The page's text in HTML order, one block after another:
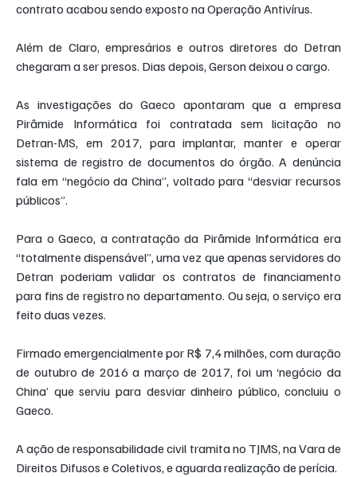
contrato acabou sendo exposto na Operação Antivírus.
Além de Claro, empresários e outros diretores do Detran
chegaram a ser presos. Dias depois, Gerson deixou o cargo.
As investigações do Gaeco apontaram que a empresa
Pirâmide Informática foi contratada sem licitação no
Detran-MS, em 2017, para implantar, manter e operar
sistema de registro de documentos do órgão. A denúncia
fala em “negócio da China”, voltado para “desviar recursos
públicos”.
Para o Gaeco, a contratação da Pirâmide Informática era
“totalmente dispensável”, uma vez que apenas servidores do
Detran poderiam validar os contratos de financiamento
para fins de registro no departamento. Ou seja, o serviço era
feito duas vezes.
Firmado emergencialmente por R$ 7,4 milhões, com duração
de outubro de 2016 a março de 2017, foi um ‘negócio da
China’ que serviu para desviar dinheiro público, concluiu o
Gaeco.
A ação de responsabilidade civil tramita no TJMS, na Vara de
Direitos Difusos e Coletivos, e aguarda realização de perícia.